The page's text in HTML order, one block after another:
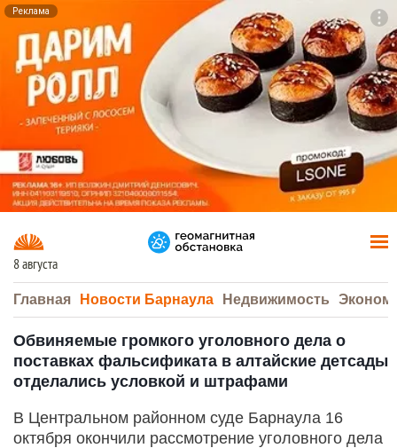
Реклама
8 августа
Главная Новости Барнаула Недвижимость
Обвиняемые громкого уголовного дела о
поставках фальсификата в алтайские детсады
отделались условкой и штрафами
В Центральном районном суде Барнаула 16
октября окончили рассмотрение уголовного дела